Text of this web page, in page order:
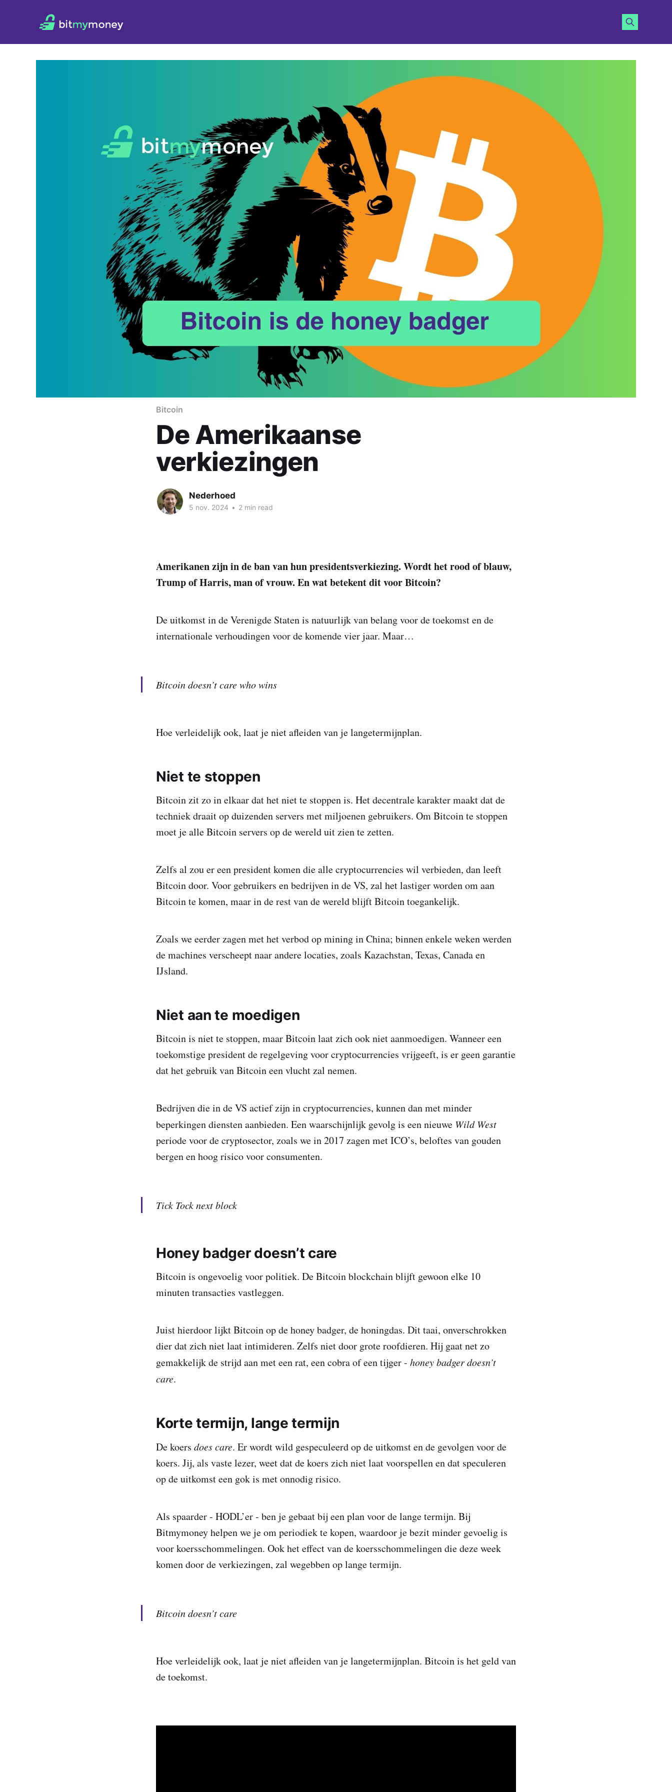
Bitcoin
De Amerikaanse
verkiezingen
Nederhoed
5 nov. 2024 • 2 min read
Amerikanen zijn in de ban van hun presidentsverkiezing. Wordt het rood of blauw,
Trump of Harris, man of vrouw. En wat betekent dit voor Bitcoin?
De uitkomst in de Verenigde Staten is natuurlijk van belang voor de toekomst en de
internationale verhoudingen voor de komende vier jaar. Maar…
Bitcoin doesn’t care who wins
Hoe verleidelijk ook, laat je niet afleiden van je langetermijnplan.
Niet te stoppen
Bitcoin zit zo in elkaar dat het niet te stoppen is. Het decentrale karakter maakt dat de
techniek draait op duizenden servers met miljoenen gebruikers. Om Bitcoin te stoppen
moet je alle Bitcoin servers op de wereld uit zien te zetten.
Zelfs al zou er een president komen die alle cryptocurrencies wil verbieden, dan leeft
Bitcoin door. Voor gebruikers en bedrijven in de VS, zal het lastiger worden om aan
Bitcoin te komen, maar in de rest van de wereld blijft Bitcoin toegankelijk.
Zoals we eerder zagen met het verbod op mining in China; binnen enkele weken werden
de machines verscheept naar andere locaties, zoals Kazachstan, Texas, Canada en
IJsland.
Niet aan te moedigen
Bitcoin is niet te stoppen, maar Bitcoin laat zich ook niet aanmoedigen. Wanneer een
toekomstige president de regelgeving voor cryptocurrencies vrijgeeft, is er geen garantie
dat het gebruik van Bitcoin een vlucht zal nemen.
Bedrijven die in de VS actief zijn in cryptocurrencies, kunnen dan met minder
beperkingen diensten aanbieden. Een waarschijnlijk gevolg is een nieuwe Wild West
periode voor de cryptosector, zoals we in 2017 zagen met ICO’s, beloftes van gouden
bergen en hoog risico voor consumenten.
Tick Tock next block
Honey badger doesn’t care
Bitcoin is ongevoelig voor politiek. De Bitcoin blockchain blijft gewoon elke 10
minuten transacties vastleggen.
Juist hierdoor lijkt Bitcoin op de honey badger, de honingdas. Dit taai, onverschrokken
dier dat zich niet laat intimideren. Zelfs niet door grote roofdieren. Hij gaat net zo
gemakkelijk de strijd aan met een rat, een cobra of een tijger - honey badger doesn’t
care.
Korte termijn, lange termijn
De koers does care. Er wordt wild gespeculeerd op de uitkomst en de gevolgen voor de
koers. Jij, als vaste lezer, weet dat de koers zich niet laat voorspellen en dat speculeren
op de uitkomst een gok is met onnodig risico.
Als spaarder - HODL’er - ben je gebaat bij een plan voor de lange termijn. Bij
Bitmymoney helpen we je om periodiek te kopen, waardoor je bezit minder gevoelig is
voor koersschommelingen. Ook het effect van de koersschommelingen die deze week
komen door de verkiezingen, zal wegebben op lange termijn.
Bitcoin doesn’t care
Hoe verleidelijk ook, laat je niet afleiden van je langetermijnplan. Bitcoin is het geld van
de toekomst.